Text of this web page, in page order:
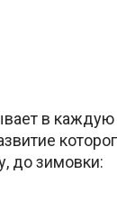
в каждую
до зимовки: